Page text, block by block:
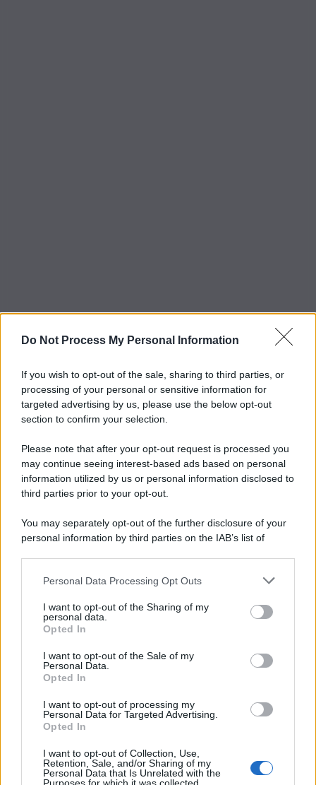
Do Not Process My Personal Information
If you wish to opt-out of the sale, sharing to third parties, or
processing of your personal or sensitive information for
targeted advertising by us, please use the below opt-out
section to confirm your selection.
Please note that after your opt-out request is processed you
may continue seeing interest-based ads based on personal
information utilized by us or personal information disclosed to
third parties prior to your opt-out.
You may separately opt-out of the further disclosure of your
personal information by third parties on the IAB’s list of
This information may also be disclosed by us to third parties
disclose it to other third parties.
Personal Data Processing Opt Outs
I want to opt-out of the Sharing of my
personal data.
Opted In
I want to opt-out of the Sale of my
Personal Data.
Opted In
I want to opt-out of processing my
Personal Data for Targeted Advertising.
Opted In
I want to opt-out of Collection, Use,
Retention, Sale, and/or Sharing of my
Personal Data that Is Unrelated with the